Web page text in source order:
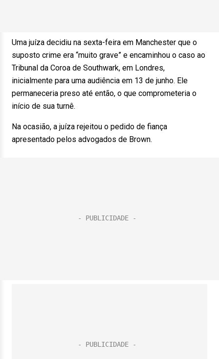
Uma juíza decidiu na sexta-feira em Manchester que o
suposto crime era “muito grave” e encaminhou o caso ao
Tribunal da Coroa de Southwark, em Londres,
inicialmente para uma audiência em 13 de junho. Ele
permaneceria preso até então, o que comprometeria o
início de sua turnê.
Na ocasião, a juíza rejeitou o pedido de fiança
apresentado pelos advogados de Brown.